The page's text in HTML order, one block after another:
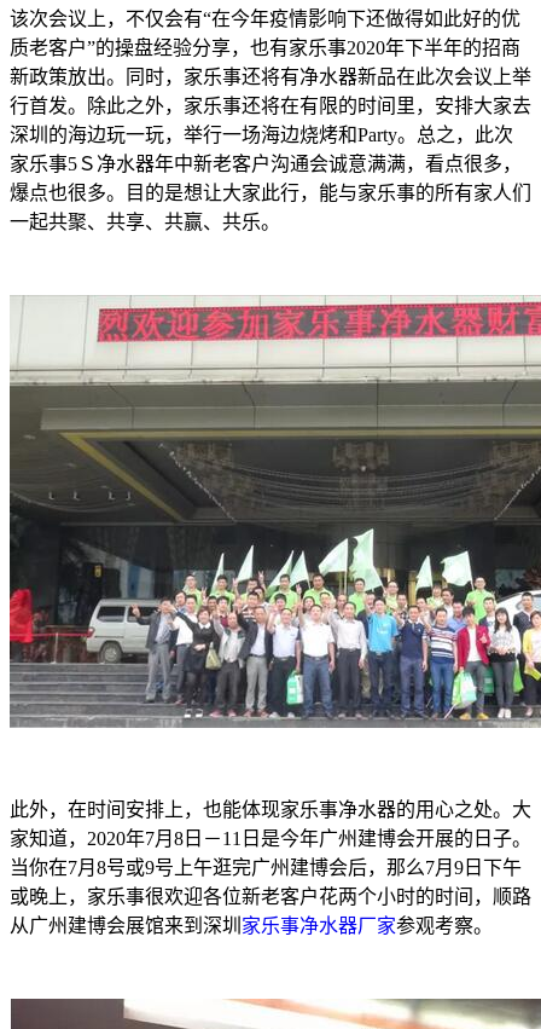
该次会议上，不仅会有“在今年疫情影响下还做得如此好的优
质老客户”的操盘经验分享，也有家乐事2020年下半年的招商
新政策放出。同时，家乐事还将有净水器新品在此次会议上举
行首发。除此之外，家乐事还将在有限的时间里，安排大家去
深圳的海边玩一玩，举行一场海边烧烤和Party。总之，此次
家乐事5Ｓ净水器年中新老客户沟通会诚意满满，看点很多，
爆点也很多。目的是想让大家此行，能与家乐事的所有家人们
一起共聚、共享、共赢、共乐。
此外，在时间安排上，也能体现家乐事净水器的用心之处。大
家知道，2020年7月8日－11日是今年广州建博会开展的日子。
当你在7月8号或9号上午逛完广州建博会后，那么7月9日下午
或晚上，家乐事很欢迎各位新老客户花两个小时的时间，顺路
从广州建博会展馆来到深圳 家乐事净水器厂家参观考察。